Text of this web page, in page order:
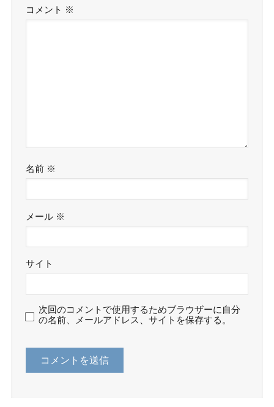
コメント ※
名前 ※
メール ※
サイト
次回のコメントで使用するためブラウザーに自分
の名前、メールアドレス、サイトを保存する。